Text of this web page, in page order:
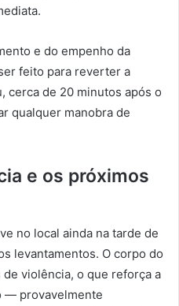
e do empenho da
feito para reverter a
cerca de 20 minutos após o
qualquer manobra de
e os próximos
no local ainda na tarde de
levantamentos. O corpo do
violência, o que reforça a
— provavelmente